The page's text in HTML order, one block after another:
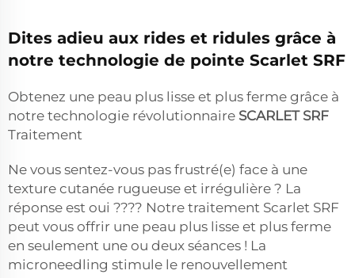
Dites adieu aux rides et ridules grâce à
notre technologie de pointe Scarlet SRF
Obtenez une peau plus lisse et plus ferme grâce à
notre technologie révolutionnaire SCARLET SRF
Traitement
Ne vous sentez-vous pas frustré(e) face à une
texture cutanée rugueuse et irrégulière ? La
réponse est oui ???? Notre traitement Scarlet SRF
peut vous offrir une peau plus lisse et plus ferme
en seulement une ou deux séances ! La
microneedling stimule le renouvellement